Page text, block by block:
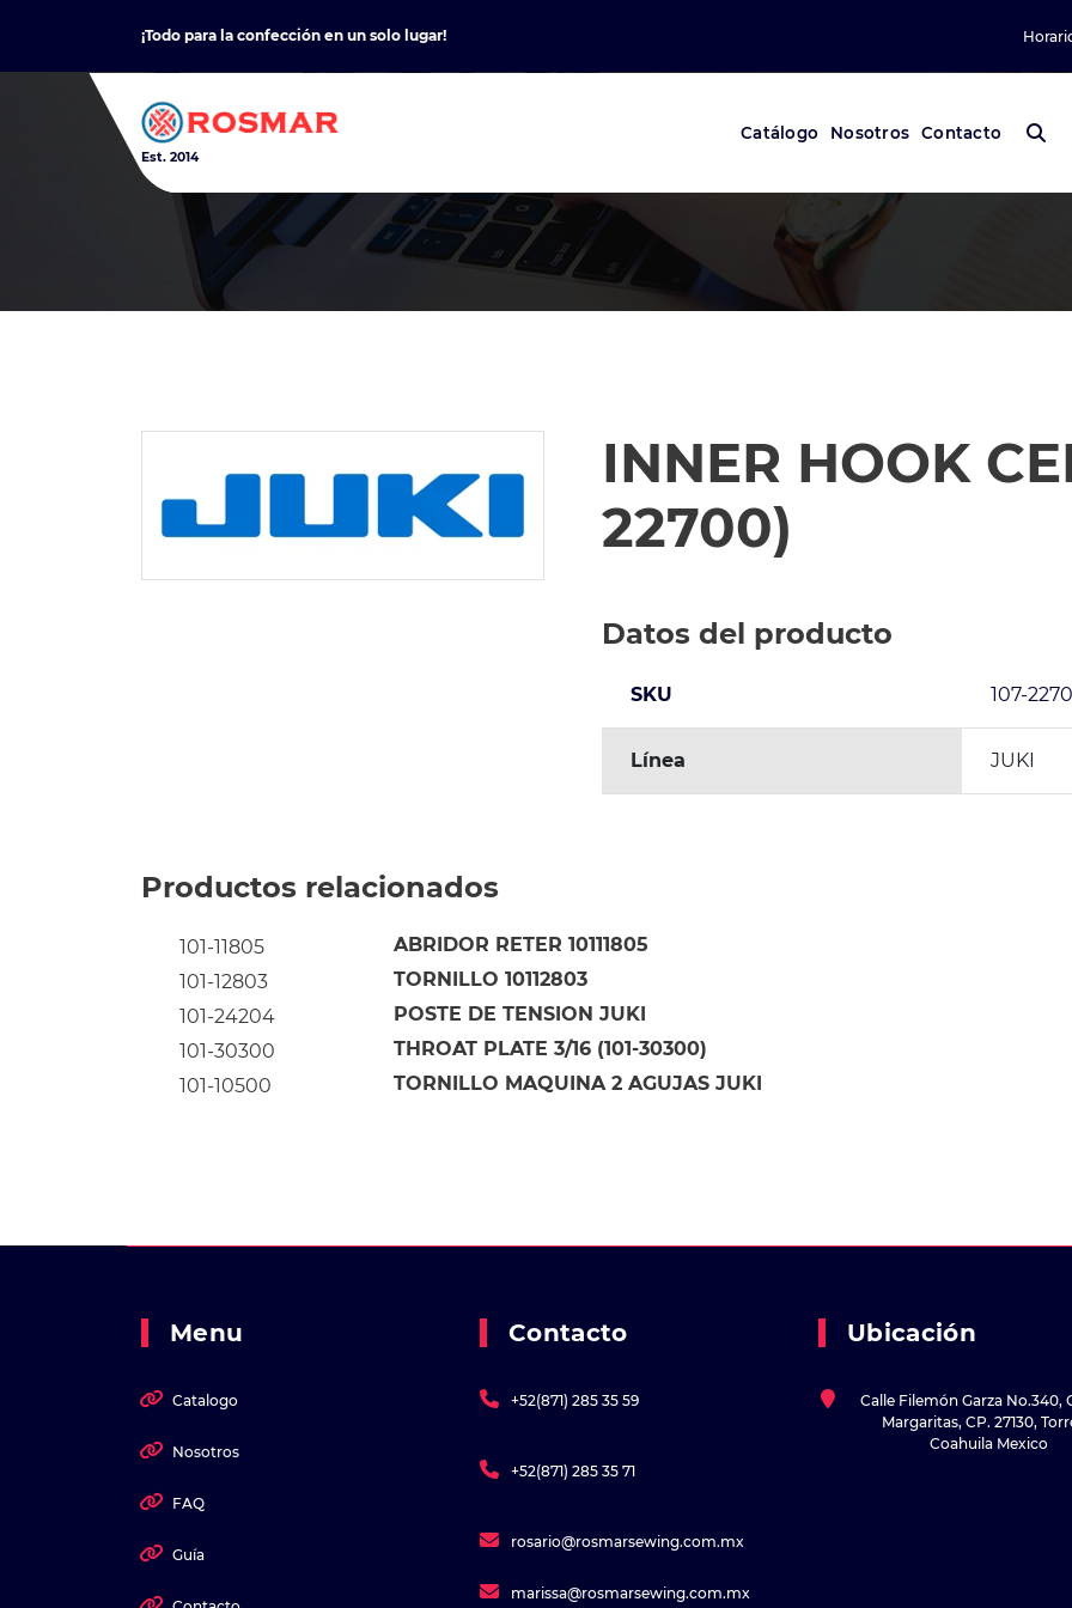
content
¡Todo para la confección en un solo lugar!
Est. 2014
Catálogo Nosotros Contacto
INNER HOOK
22700)
Datos del producto
SKU 107-
Línea JUKI
Productos relacionados
101-11805 ABRIDOR RETER 10111805
101-12803
TORNILLO 10112803
101-24204
POSTE DE TENSION JUKI
101-30300
THROAT PLATE 3/16 (101-30300)
101-10500
TORNILLO MAQUINA 2 AGUJAS JUKI
Menu
Catalogo
Nosotros
FAQ
Guía
Contacto
+52(871) 285 35 59
+52(871) 285 35 71
rosario@rosmarsewing.com.mx
marissa@rosmarsewing.com.mx
Ubicación
Calle Filemón Garza No.340,
Margaritas, CP. 27130,
Coahuila Mexico